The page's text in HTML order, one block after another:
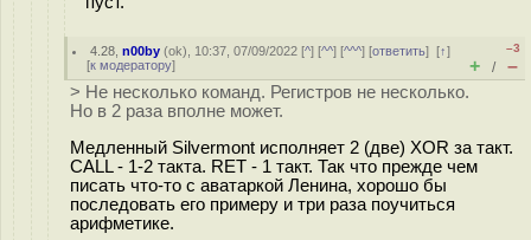
4.28 ,n00by (ok), 10:37, 07/09/2022 [^] [^^] [^^^] [ответить][↑]
[к модератору]
–3
+ / –
> Не несколько команд. Регистров не несколько.
Но в 2 раза вполне может.
Медленный Silvermont исполняет 2 (две) XOR за такт.
CALL - 1-2 такта. RET - 1 такт. Так что прежде чем
писать что-то с аватаркой Ленина, хорошо бы
последовать его примеру и три раза поучиться
арифметике.